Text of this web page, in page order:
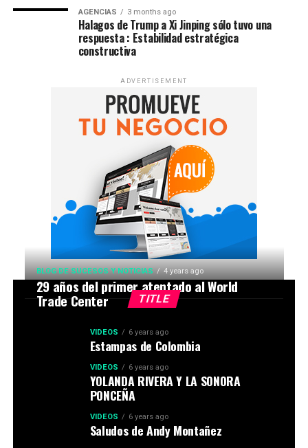
AGENCIAS 3 months ago
Halagos de Trump a Xi Jinping sólo tuvo una
respuesta : Estabilidad estratégica
constructiva
ADVERTISEMENT
TITLE
BLOG DE SUCESOS Y NOTICIAS 4 years ago
29 años del primer atentado al World
Trade Center
VIDEOS 6 years ago
Estampas de Colombia
VIDEOS 6 years ago
YOLANDA RIVERA Y LA SONORA
PONCEÑA
VIDEOS 6 years ago
Saludos de Andy Montañez